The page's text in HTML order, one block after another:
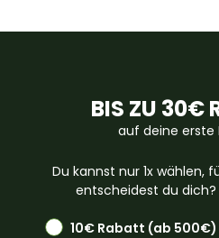
BIS ZU 30€
auf deine erste
Du kannst nur 1x wählen,
entscheidest du dich?
10€ Rabatt (ab 500€)